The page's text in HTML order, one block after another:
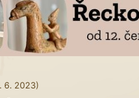
6. 2023)